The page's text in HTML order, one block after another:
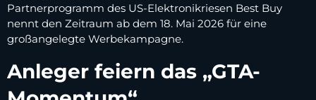
Partnerprogramm des US-Elektronikriesen Best Buy
nennt den Zeitraum ab dem 18. Mai 2026 für eine
großangelegte Werbekampagne.
Anleger feiern das „GTA-